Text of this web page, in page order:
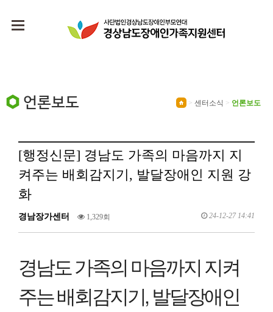
언론보도 > 센터소식 > 언론보도
[행정신문] 경남도 가족의 마음까지 지
켜주는 배회감지기, 발달장애인 지원 강
화
경남장가센터 1,329회 24-12-27 14:41
경남도 가족의 마음까지 지켜
주는 배회감지기, 발달장애인